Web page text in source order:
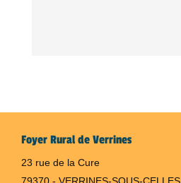
Foyer Rural de Verrines
23 rue de la Cure
79370 - VERRINES-SOUS-CELLES